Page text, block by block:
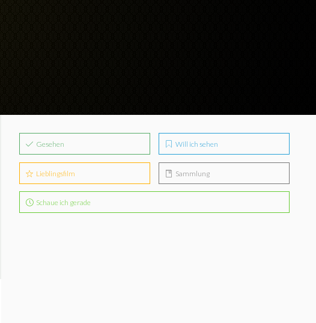
Gesehen Will ich sehen
Lieblingsfilm Sammlung
Schaue ich gerade